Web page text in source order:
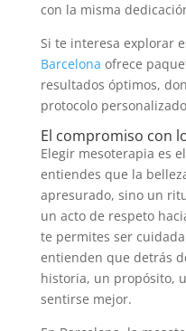
con la misma
Si te interesa explorar
Barcelona ofrece
resultados óptimos,
protocolo
El compromiso con
Elegir mesoterapia es
entiendes que la
apresurado, sino un
un acto de respeto
te permites ser
entienden que detrás
historia, un propósito,
sentirse mejor.